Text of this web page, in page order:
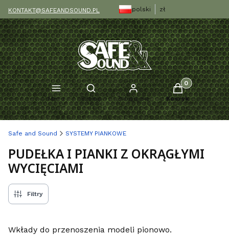
KONTAKT@SAFEANDSOUND.PL polski zł
Menu
Otwórz wyszukiwarkę
Szukaj Zaloguj się
Produkty w
Koszyk
Safe and Sound SYSTEMY PIANKOWE
PUDEŁKA I PIANKI Z OKRĄGŁYMI
WYCIĘCIAMI
Filtry
Wkłady do przenoszenia modeli pionowo.